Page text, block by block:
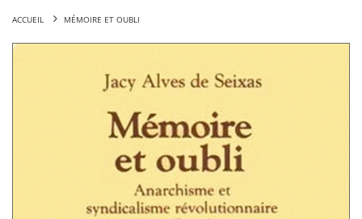
ACCUEIL MÉMOIRE ET OUBLI